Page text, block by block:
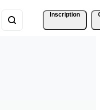
Inscription